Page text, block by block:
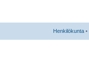
Henkilökunta •